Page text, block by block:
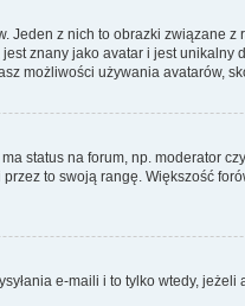
z nich to obrazki związane
znany jako avatar i jest
możliwości używania avatarów,
status na forum, np. moderator
to swoją rangę. Większość
e-maili i to tylko wtedy,